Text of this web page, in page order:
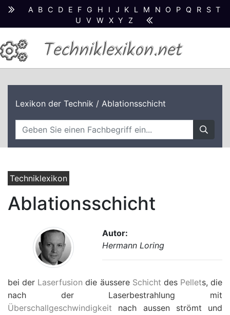
A B C D E F G H I J K L M N O P Q R S T
U
V W X Y Z
Techniklexikon.net
Lexikon der Technik / Ablationsschicht
Techniklexikon
Ablationsschicht
Autor:
Hermann Loring
bei der Laserfusion die äussere Schicht des Pellets, die
nach der Laserbestrahlung mit
Überschallgeschwindigkeit nach aussen strömt und